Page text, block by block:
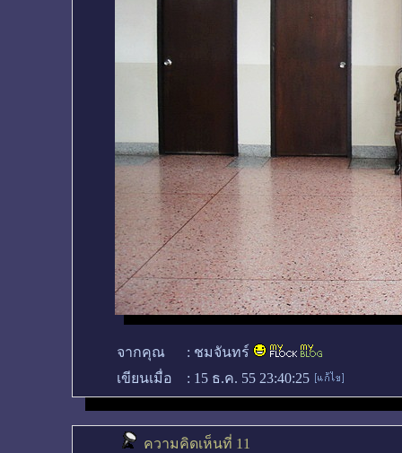
จากคุณ : ชมจันทร์
เขียนเมื่อ
: 15 ธ.ค. 55 23:40:25
ความคิดเห็นที่ 11